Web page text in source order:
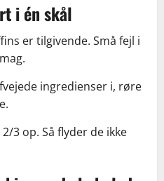
i én skål
er tilgivende. Små fejl i
ingredienser i, røre
3 op. Så flyder de ikke